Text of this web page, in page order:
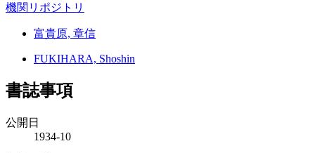
機関リポジトリ
富貴原, 章信
FUKIHARA, Shoshin
書誌事項
公開日
1934-10